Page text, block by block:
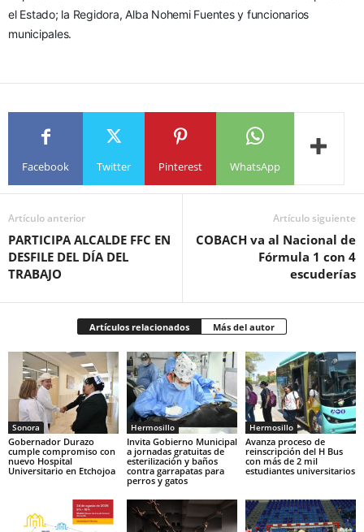
el Estado; la Regidora, Alba Nohemi Fuentes y funcionarios
municipales.
Facebook Twitter Pinterest WhatsApp
Artículo anterior
PARTICIPA ALCALDE FFC EN
DESFILE DEL DÍA DEL
TRABAJO
Artículo siguiente
COBACH va al Nacional de
Fórmula 1 con 4
escuderías
Artículos relacionados Más del autor
Sonora
Gobernador Durazo
cumple compromiso con
nuevo Hospital
Universitario en Etchojoa
Hermosillo
Invita Gobierno Municipal
a jornadas gratuitas de
esterilización y baños
contra garrapatas para
perros y gatos
Hermosillo
Avanza proceso de
reinscripción del H Bus
con más de 2 mil
estudiantes universitarios